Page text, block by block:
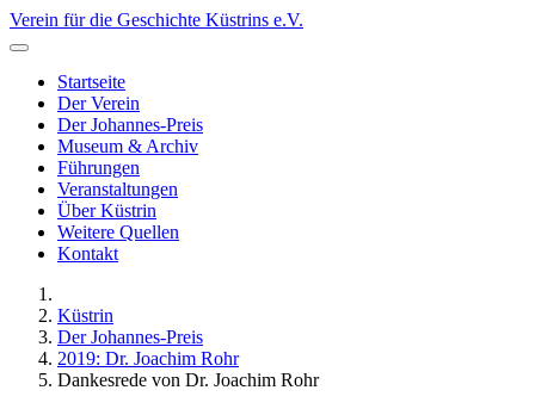
Verein für die Geschichte Küstrins e.V.
Startseite
Der Verein
Der Johannes-Preis
Museum & Archiv
Führungen
Veranstaltungen
Über Küstrin
Weitere Quellen
Kontakt
Küstrin
Der Johannes-Preis
2019: Dr. Joachim Rohr
Dankesrede von Dr. Joachim Rohr